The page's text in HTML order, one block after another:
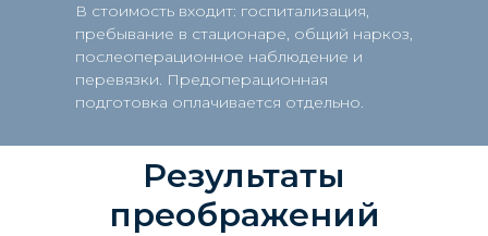
В стоимость входит: госпитализация,
пребывание в стационаре, общий наркоз,
послеоперационное наблюдение и
перевязки. Предоперационная
подготовка оплачивается отдельно.
Результаты
преображений